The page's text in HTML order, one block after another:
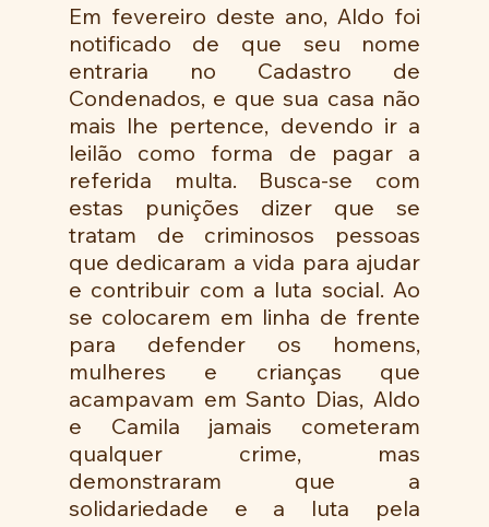
Em fevereiro deste ano, Aldo foi
notificado de que seu nome
entraria no Cadastro de
Condenados, e que sua casa não
mais lhe pertence, devendo ir a
leilão como forma de pagar a
referida multa. Busca-se com
estas punições dizer que se
tratam de criminosos pessoas
que dedicaram a vida para ajudar
e contribuir com a luta social. Ao
se colocarem em linha de frente
para defender os homens,
mulheres e crianças que
acampavam em Santo Dias, Aldo
e Camila jamais cometeram
qualquer crime, mas
demonstraram que a
solidariedade e a luta pela